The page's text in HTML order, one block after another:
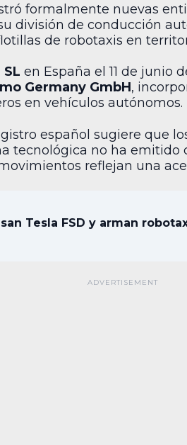
formalmente nuevas
división de conducción
de robotaxis en
en España el 11 de junio
Germany GmbH,
en vehículos autónomos.
español sugiere que
tecnológica no ha emitido
reflejan una
Tesla FSD y arman